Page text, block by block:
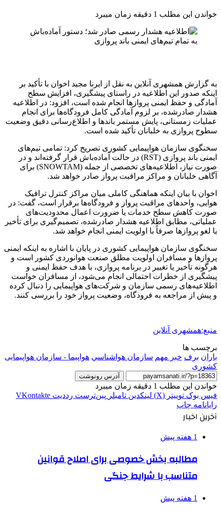
خواندن این مطلب 1 دقیقه زمان میبرد
به گزارش همشهری آنلاین به نقل از ایرنا مجید اخوان با تأکید بر
اینکه صدور این اطلاعیه در راستای پیشگیری، افزایش سطح
آمادگی و حفظ ایمنی پروازها انجام شده است، افزود: در اطلاعیه
هشدار صادرشده، بر لزوم آمادگی کامل فرودگاه‌ها برای انجام
عملیات زمستانی، پایش مستمر باندها و اطلاع‌رسانی دقیق وضعیت
سطوح پروازی به خلبانان تأکید شده است.
سخنگوی سازمان هواپیمایی کشوری تصریح کرد: تمامی تیم‌های
ایمنی باند پروازی (RST) در حالت آماده‌باش قرار گرفته‌اند و در
صورت نیاز، اطلاعیه‌های تخصصی از جمله (SNOWTAM) برای
آگاهی خلبانان و مراکز مراقبت پرواز صادر خواهد شد.
اخوان با بیان اینکه هماهنگی کاملی میان مراکز کنترل ترافیک
هوایی، واحدهای مراقبت پرواز و فرودگاه‌ها برقرار است، گفت: در
صورت کاهش سطح خدمات یا ضرورت اعمال محدودیت‌های
عملیاتی، مطابق اطلاعیه هشدار صادرشده، تصمیم‌گیری برای تأخیر
یا لغو پروازها صرفاً با اولویت ایمنی انجام خواهد شد.
سخنگوی سازمان هواپیمایی کشوری در پایان با اشاره به اینکه ایمنی
پروازها و مسافران اولویت مطلق صنعت هوانوردی کشور است و
هرگونه تأخیر یا تغییر در برنامه پروازی، با هدف حفظ ایمنی و
پیشگیری از خطرات احتمالی انجام می‌شود، از مسافران خواست
اطلاعیه‌های رسمی سازمان و شرکت‌های هواپیمایی را دنبال کرده
و پیش از مراجعه به فرودگاه، وضعیت پرواز خود را بررسی کنند.
منبع:همشهری آنلاین
برچسب ها
باران برف خبر مهم سازمان هواشناسي هواپیما - سازمان هواپیمایی
کشوری
آدرس رونوشت
خواندن این مطلب 1 دقیقه زمان میبرد
فیس بوک توییتر (X) لینکدین ‫تامبلر ‫پین‌ترست ‫رددیت ‫VKontakte
رایانامه چاپ
آخرین اخبار
1 هفته پیش
مطالبه بخش خصوصی برای اصلاح قوانین
متناسب با شرایط جنگی
1 هفته پیش